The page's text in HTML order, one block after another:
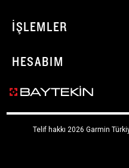
İŞLEMLER
HESABIM
Telif hakkı 2026 Garmin